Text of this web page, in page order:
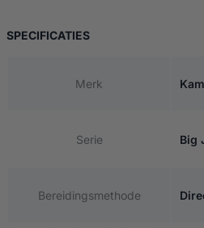
Halfrond ontwerp
Natuurlijke antiaanbaklaag
SPECIFICATIESVAN KAMADO JOE
Merk
Serie Big
Bereidingsmethode